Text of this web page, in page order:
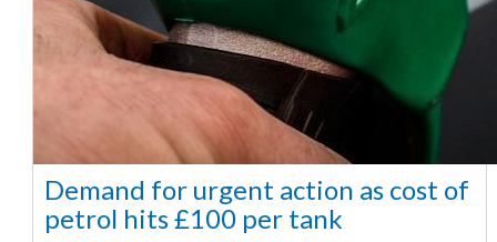
Demand for urgent action as cost of
petrol hits £100 per tank